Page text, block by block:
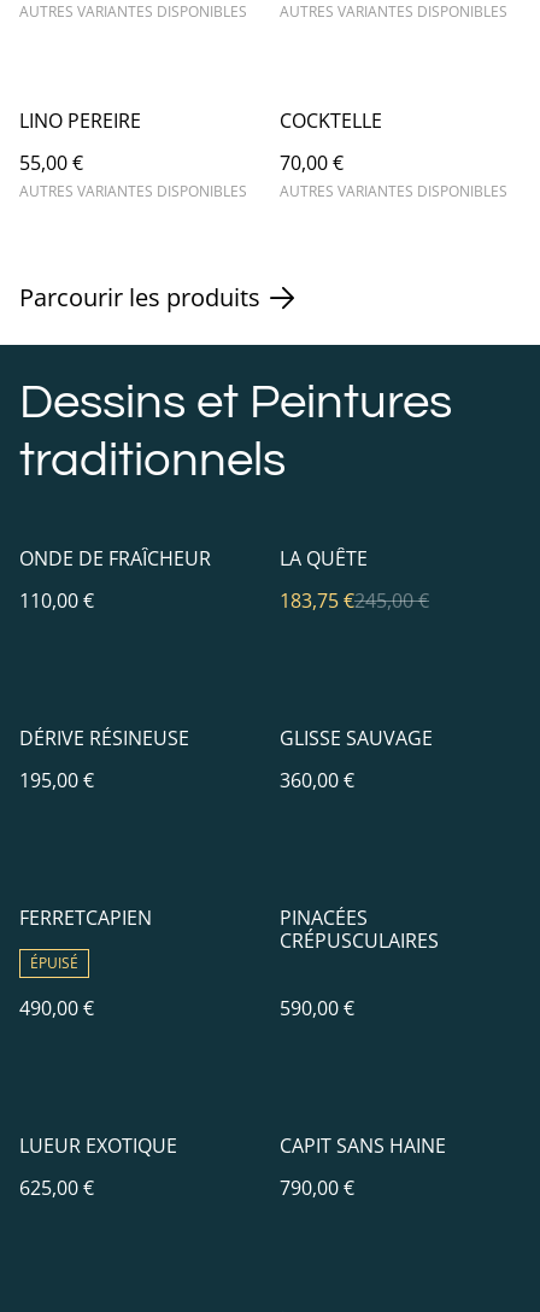
AUTRES VARIANTES DISPONIBLES AUTRES VARIANTES DISPONIBLES
LINO PEREIRE
55,00 €
AUTRES VARIANTES DISPONIBLES
COCKTELLE
70,00 €
AUTRES VARIANTES DISPONIBLES
Parcourir les produits
Dessins et Peintures
traditionnels
ONDE DE FRAÎCHEUR
110,00 €
%
LA QUÊTE
183,75 €245,00 €
DÉRIVE RÉSINEUSE
195,00 €
GLISSE SAUVAGE
360,00 €
FERRETCAPIEN
ÉPUISÉ
490,00 €
PINACÉES
CRÉPUSCULAIRES
590,00 €
LUEUR EXOTIQUE
625,00 €
CAPIT SANS HAINE
790,00 €